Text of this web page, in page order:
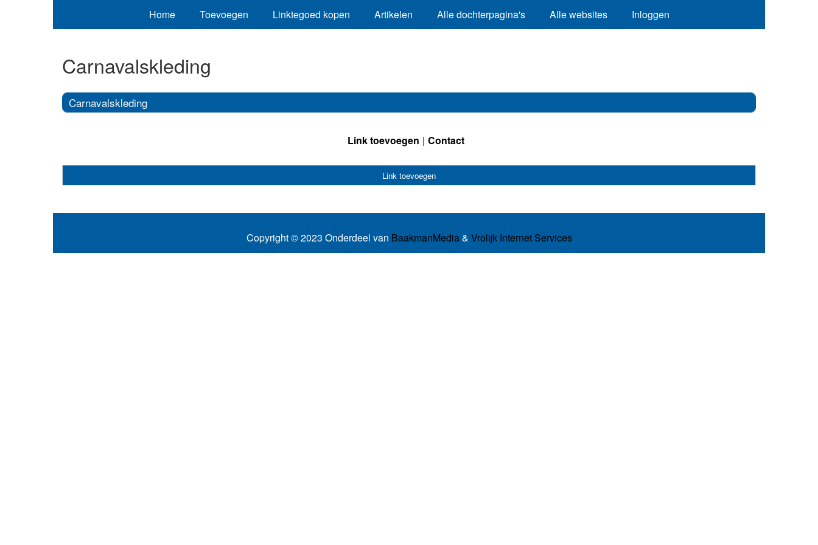
Home Toevoegen Linktegoed kopen Artikelen Alle dochterpagina's Alle websites Inloggen
Carnavalskleding
Carnavalskleding
Link toevoegen Contact
Link toevoegen
Copyright © 2023 Onderdeel van BaakmanMedia& Vrolijk Internet Services